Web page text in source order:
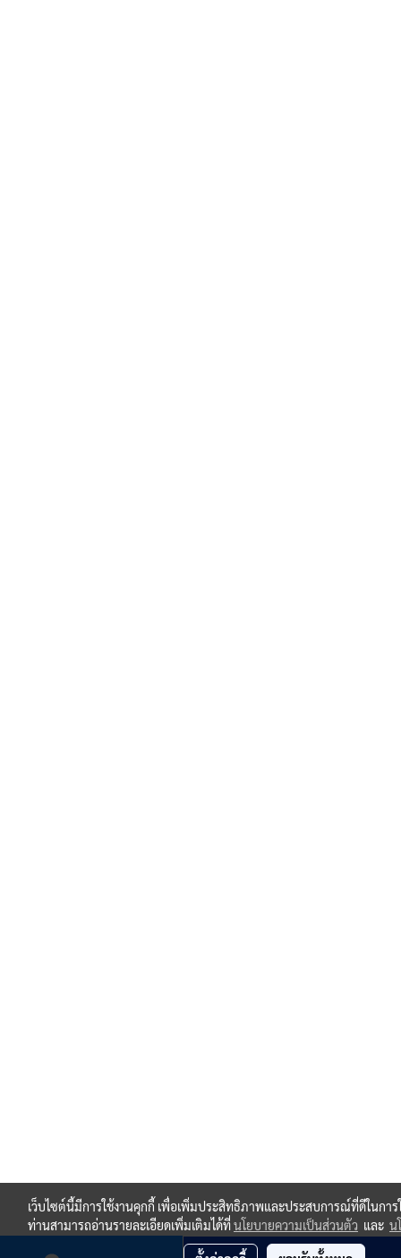
เว็บไซต์นี้มีการใช้งานคุกกี้ เพื่อเพิ่มประสิทธิภาพและประสบการณ์ที่ดีในการ
ท่านสามารถอ่านรายละเอียดเพิ่มเติมได้ที่นโยบายความเป็นส่วนตัว และ น